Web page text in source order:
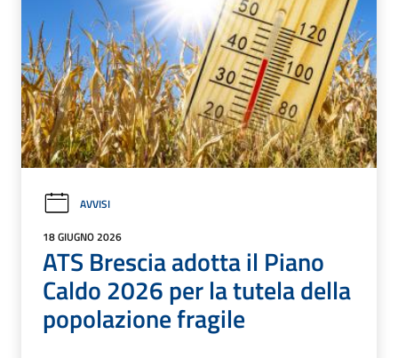
AVVISI
18 GIUGNO 2026
ATS Brescia adotta il Piano
Caldo 2026 per la tutela della
popolazione fragile